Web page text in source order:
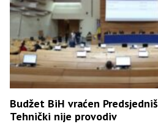
Budžet BiH vraćen
Tehnički nije provodiv